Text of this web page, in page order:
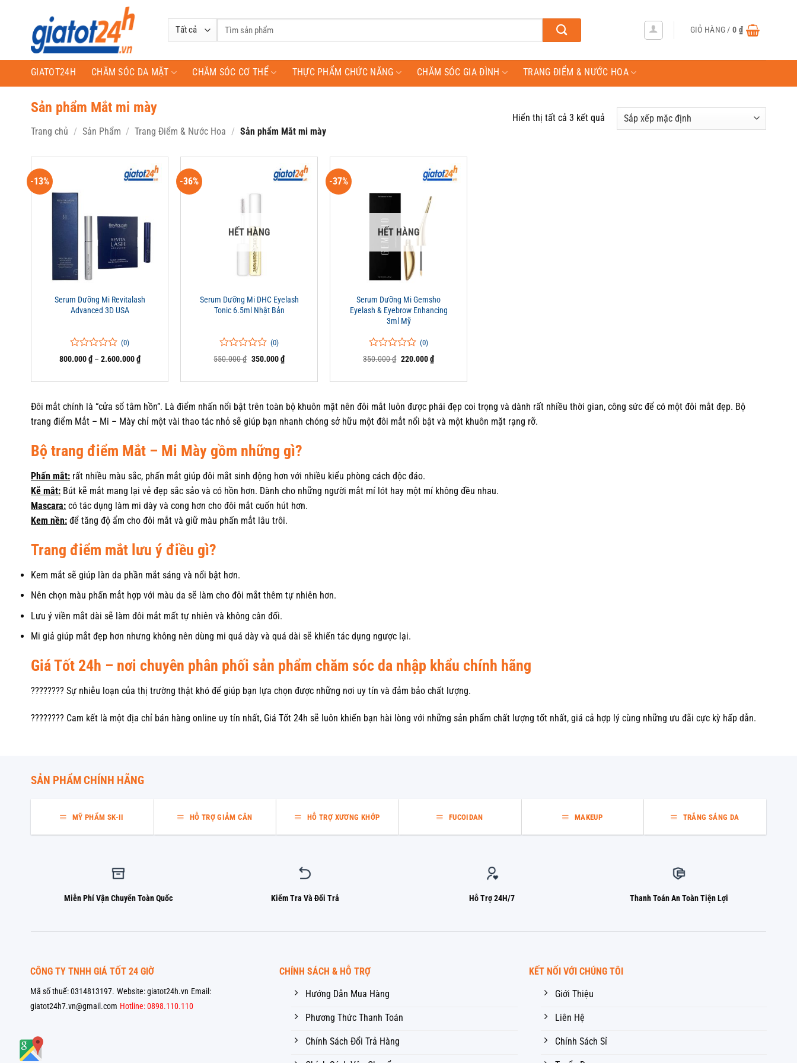
Tìm
GIỎ HÀNG /0 ₫
GIATOT24H CHĂM SÓC DA MẶT CHĂM SÓC CƠ THỂ THỰC PHẨM CHỨC NĂNG CHĂM SÓC GIA ĐÌNH TRANG ĐIỂM & NƯỚC HOA
Sản phẩm Mắt mi mày
Trang chủ / Sản Phẩm / Trang Điểm & Nước Hoa / Sản phẩm Mắt mi mày
Hiển thị tất cả 3 kết quả
-13%
Serum Dưỡng Mi Revitalash
Advanced 3D USA
0
0
đánh
(0)
800.000₫ – 2.600.000₫Khoảng
giá:
800.000 ₫
2.600.000 ₫
-36%
HẾT HÀNG
Serum Dưỡng Mi DHC Eyelash
Tonic 6.5ml Nhật Bản
0
0
đánh
(0)
550.000₫ Giá
550.000 ₫.
350.000₫Giá
hiện
là:
-37%
HẾT HÀNG
Serum Dưỡng Mi Gemsho
Eyelash & Eyebrow Enhancing
3ml Mỹ
0
0
đánh
(0)
350.000₫ Giá
350.000 ₫.
220.000₫Giá
hiện
là:
Đôi mắt chính là “cửa sổ tâm hồn”. Là điểm nhấn nổi bật trên toàn bộ khuôn mặt nên đôi mắt luôn được phái đẹp coi trọng và dành rất nhiều thời gian, công sức để có một đôi mắt đẹp. Bộ
trang điểm Mắt – Mi – Mày chỉ một vài thao tác nhỏ sẽ giúp bạn nhanh chóng sở hữu một đôi mắt nổi bật và một khuôn mặt rạng rỡ.
Bộ trang điểm Mắt – Mi Mày gồm những gì?
Phấn mắt: rất nhiều màu sắc, phấn mắt giúp đôi mắt sinh động hơn với nhiều kiểu phòng cách độc đáo.
Kẽ mắt: Bút kẽ mắt mang lại vẻ đẹp sắc sảo và có hồn hơn. Dành cho những người mắt mí lót hay một mí không đều nhau.
Mascara: có tác dụng làm mi dày và cong hơn cho đôi mắt cuốn hút hơn.
Kem nền: để tăng độ ẩm cho đôi mắt và giữ màu phấn mắt lâu trôi.
Trang điểm mắt lưu ý điều gì?
Kem mắt sẽ giúp làn da phần mắt sáng và nổi bật hơn.
Nên chọn màu phấn mắt hợp với màu da sẽ làm cho đôi mắt thêm tự nhiên hơn.
Lưu ý viền mắt dài sẽ làm đôi mắt mất tự nhiên và không cân đối.
Mi giả giúp mắt đẹp hơn nhưng không nên dùng mi quá dày và quá dài sẽ khiến tác dụng ngược lại.
Giá Tốt 24h – nơi chuyên phân phối sản phẩm chăm sóc da nhập khẩu chính hãng
???????? Sự nhiễu loạn của thị trường thật khó để giúp bạn lựa chọn được những nơi uy tín và đảm bảo chất lượng.
???????? Cam kết là một địa chỉ bán hàng online uy tín nhất, Giá Tốt 24h sẽ luôn khiến bạn hài lòng với những sản phẩm chất lượng tốt nhất, giá cả hợp lý cùng những ưu đãi cực kỳ hấp dẫn.
SẢN PHẨM CHÍNH HÃNG
MỸ PHẨM SK-II HỖ TRỢ GIẢM CÂN HỖ TRỢ XƯƠNG KHỚP FUCOIDAN MAKEUP TRẮNG SÁNG DA
Miễn Phí Vận Chuyển Toàn Quốc Kiểm Tra Và Đổi Trả Hỗ Trợ 24H/7 Thanh Toán An Toàn Tiện Lợi
CÔNG TY TNHH GIÁ TỐT 24 GIỜ
Mã số thuế: 0314813197. Website: giatot24h.vn Email:
giatot24h7.vn@gmail.com Hotline: 0898.110.110
CHÍNH SÁCH & HỖ TRỢ
Hướng Dẫn Mua Hàng
Phương Thức Thanh Toán
Chính Sách Đổi Trả Hàng
KẾT NỐI VỚI CHÚNG TÔI
Giới Thiệu
Liên Hệ
Chính Sách Sỉ